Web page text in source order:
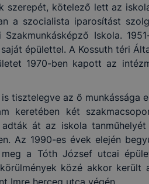
kötelező lett az
a szocialista iparosítást
Iskola.
épülettel. A Kossuth téri
1970-ben kapott az
tisztelegve az ő munkássága
keretében két
át az iskola
Az 1990-es évek elején
a Tóth József utcai
közé akkor került
Imre herceg utca végén.